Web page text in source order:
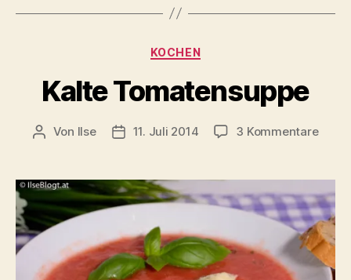
Kategorien
KOCHEN
Kalte Tomatensuppe
Beitragsautor
Von Ilse Beitragsdatum
11. Juli 2014 3 Kommentarezu